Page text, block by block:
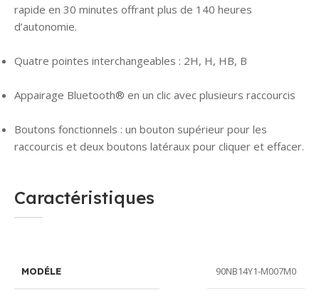
rapide en 30 minutes offrant plus de 140 heures
d’autonomie.
Quatre pointes interchangeables : 2H, H, HB, B
Appairage Bluetooth® en un clic avec plusieurs raccourcis
Boutons fonctionnels : un bouton supérieur pour les
raccourcis et deux boutons latéraux pour cliquer et effacer.
Caractéristiques
MODÉLE 90NB14Y1-M007M0